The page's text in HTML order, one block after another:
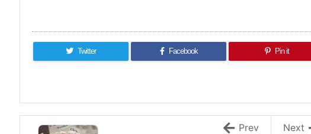
Twitter Facebook Pin it
Next
Prev